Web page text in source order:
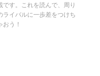
です。これを読んで、周り
ライバルに一歩差をつけち
おう！